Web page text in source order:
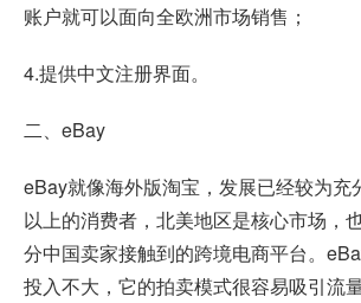
账户就可以面向全欧洲市场销售；
4.提供中文注册界面。
二、eBay
eBay就像海外版淘宝，发展已经较为充
以上的消费者，北美地区是核心市场，
分中国卖家接触到的跨境电商平台。
投入不大，它的拍卖模式很容易吸引流